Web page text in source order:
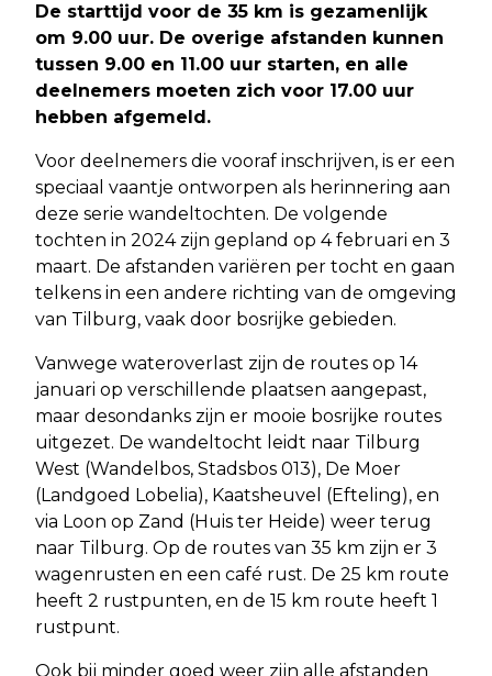
De starttijd voor de 35 km is gezamenlijk
om 9.00 uur. De overige afstanden kunnen
tussen 9.00 en 11.00 uur starten, en alle
deelnemers moeten zich voor 17.00 uur
hebben afgemeld.
Voor deelnemers die vooraf inschrijven, is er een
speciaal vaantje ontworpen als herinnering aan
deze serie wandeltochten. De volgende
tochten in 2024 zijn gepland op 4 februari en 3
maart. De afstanden variëren per tocht en gaan
telkens in een andere richting van de omgeving
van Tilburg, vaak door bosrijke gebieden.
Vanwege wateroverlast zijn de routes op 14
januari op verschillende plaatsen aangepast,
maar desondanks zijn er mooie bosrijke routes
uitgezet. De wandeltocht leidt naar Tilburg
West (Wandelbos, Stadsbos 013), De Moer
(Landgoed Lobelia), Kaatsheuvel (Efteling), en
via Loon op Zand (Huis ter Heide) weer terug
naar Tilburg. Op de routes van 35 km zijn er 3
wagenrusten en een café rust. De 25 km route
heeft 2 rustpunten, en de 15 km route heeft 1
rustpunt.
Ook bij minder goed weer zijn alle afstanden